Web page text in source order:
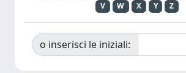
V
W X Y Z
o inserisci le iniziali: